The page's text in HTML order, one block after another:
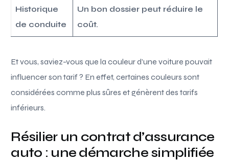
Historique
de conduite
Un bon dossier peut réduire le
coût.
Et vous, saviez-vous que la couleur d’une voiture pouvait
influencer son tarif ? En effet, certaines couleurs sont
considérées comme plus sûres et génèrent des tarifs
inférieurs.
Résilier un contrat d’assurance
auto : une démarche simplifiée